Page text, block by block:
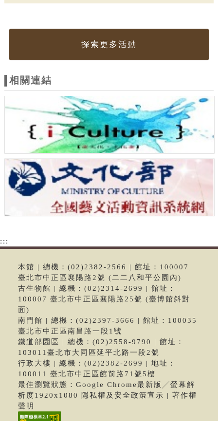
探索更多活動
相關連結
:::
本館 | 總機：(02)2382-2566 | 館址：100007
臺北市中正區襄陽路2號 (二二八和平公園內)
古生物館 | 總機：(02)2314-2699 | 館址：
100007 臺北市中正區襄陽路25號 (臺博館斜對
面)
南門館 | 總機：(02)2397-3666 | 館址：100035
臺北市中正區南昌路一段1號
鐵道部園區 | 總機：(02)2558-9790 | 館址：
103011臺北市大同區延平北路一段2號
行政大樓 | 總機：(02)2382-2699 | 地址：
100011 臺北市中正區館前路71號5樓
最佳瀏覽狀態：Google Chrome最新版╱螢幕解
析度1920x1080 隱私權及安全政策宣示 | 著作權
聲明